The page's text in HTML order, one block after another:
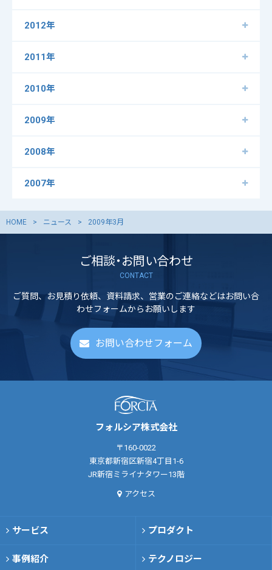
2012年
2011年
2010年
2009年
2008年
2007年
HOME ニュース 2009年3月
ご相談・お問い合わせ
CONTACT
ご質問、お見積り依頼、資料請求、営業のご連絡などはお問い合
わせフォームからお願いします
お問い合わせフォーム
フォルシア株式会社
〒160-0022
東京都新宿区新宿4丁目1-6
JR新宿ミライナタワー13階
アクセス
サービス プロダクト
事例紹介 テクノロジー